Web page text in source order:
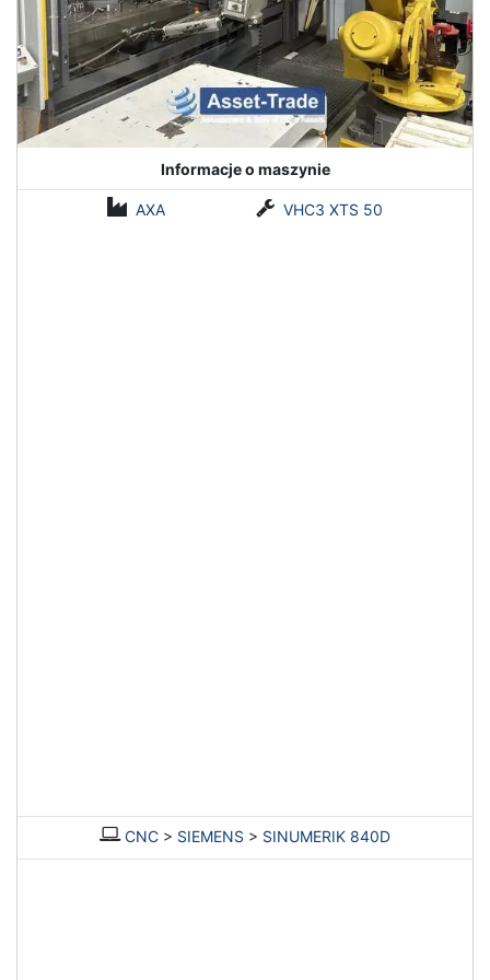
Informacje o maszynie
AXA VHC3 XTS 50
CNC > SIEMENS > SINUMERIK 840D